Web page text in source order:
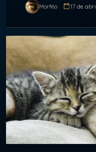
Morféo 17 de